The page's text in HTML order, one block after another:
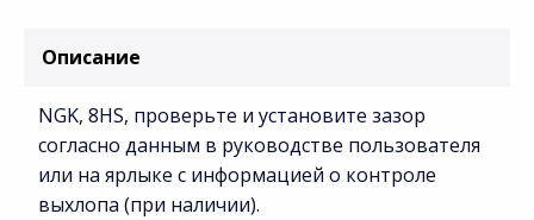
Описание
NGK, 8HS, проверьте и установите зазор
согласно данным в руководстве пользователя
или на ярлыке с информацией о контроле
выхлопа (при наличии).